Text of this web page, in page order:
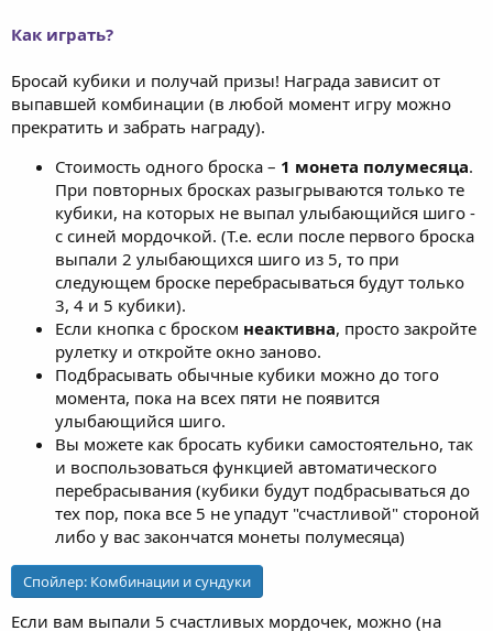
Как играть?
Бросай кубики и получай призы! Награда зависит от
выпавшей комбинации (в любой момент игру можно
прекратить и забрать награду).
Стоимость одного броска – 1 монета полумесяца.
При повторных бросках разыгрываются только те
кубики, на которых не выпал улыбающийся шиго -
с синей мордочкой. (Т.е. если после первого броска
выпали 2 улыбающихся шиго из 5, то при
следующем броске перебрасываться будут только
3, 4 и 5 кубики).
Если кнопка с броском неактивна, просто закройте
рулетку и откройте окно заново.
Подбрасывать обычные кубики можно до того
момента, пока на всех пяти не появится
улыбающийся шиго.
Вы можете как бросать кубики самостоятельно, так
и воспользоваться функцией автоматического
перебрасывания (кубики будут подбрасываться до
тех пор, пока все 5 не упадут "счастливой" стороной
либо у вас закончатся монеты полумесяца)
Спойлер: Комбинации и сундуки
Если вам выпали 5 счастливых мордочек, можно (на